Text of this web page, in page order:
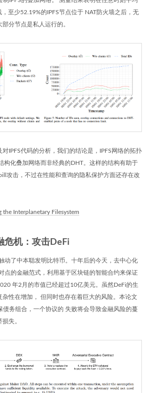
至少52.19%的IPFS节点位于 NAT防火墙之后，无
分节点是私人运行的。
IPFS代码的分析，我们的结论是，IPFS网络的拓扑
构化叠加网络而非经典的DHT。这样的结构有助于
攻击，不过在性能和查询的隐私保护方面还存在改
the Interplanetary Filesystem
危机：攻击DeFi
动了中本聪发明比特币。十年后的今天，去中心化
点的金融范式，利用基于区块链的智能合约来保证
年2月的市值已经超过10亿美元。虽然DeFi的生
杂性在增加， 但同时也存在着巨大的风险。本论文
债务组合，一个协议的 失败将会导致金融风险的蔓
失。